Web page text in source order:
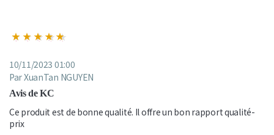
10/11/2023 01:00
Par XuanTan NGUYEN
Avis de KC
Ce produit est de bonne qualité. Il offre un bon rapport qualité-
prix